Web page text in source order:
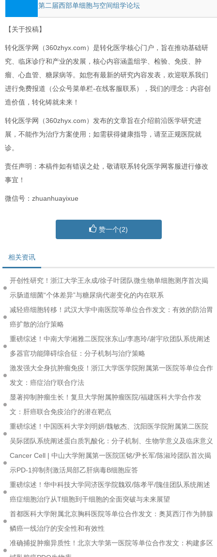
第二届西部单细胞与空间组学论坛
【关于投稿】
转化医学网（360zhyx.com）是转化医学核心门户，旨在推动基础研
究、临床诊疗和产业的发展，核心内容涵盖组学、检验、免疫、肿
瘤、心血管、糖尿病等。如您有最新的研究内容发表，欢迎联系我们
进行免费报道（公众号菜单栏-在线客服联系），我们的理念：内容创
造价值，转化铸就未来！
转化医学网（360zhyx.com）发布的文章旨在介绍前沿医学研究进
展，不能作为治疗方案使用；如需获得健康指导，请至正规医院就
诊。
责任声明：本稿件如有错误之处，敬请联系转化医学网客服进行修改
事宜！
微信号：zhuanhuayixue
赞一个(2)
相关资讯
开创性研究！浙江大学王永成/徐子叶团队微生物单细胞测序首次揭
示肠道细菌“个体差异”与糖尿病代谢变化的内在联系
减轻癌细胞转移！武汉大学中南医院等单位合作发文：有效的防治胃
癌扩散的治疗策略
重磅综述！中南大学湘雅二医院张东山/李惠玲/谢宇欣团队系统阐述
多器官功能障碍综合征：分子机制与治疗策略
激发强大全身抗肿瘤免疫！浙江大学医学院附属第一医院等单位合作
发文：癌症治疗联合疗法
显著抑制肿瘤生长！复旦大学附属肿瘤医院/福建医科大学合作发
文：肝癌联合免疫治疗的潜在靶点
重磅综述！中国医科大学刘明妍/魏敏杰、沈阳医学院附属第二医院
吴际团队系统阐述蛋白质乳酸化：分子机制、生物学意义及临床意义
Cancer Cell | 中山大学附属第一医院匡铭/尹长军/陈淑玲团队首次揭
示PD-1抑制剂激活局部乙肝病毒B细胞应答
重磅综述！华中科技大学同济医学院魏双/陈孝平/隗佳团队系统阐述
癌症细胞治疗从T细胞到干细胞的全面突破与未来展望
首都医科大学附属北京胸科医院等单位合作发文：奥莫西汀作为肺腺
鳞癌一线治疗的安全性和有效性
准确捕捉肿瘤异质性！北京大学第一医院等单位合作发文：构建多区